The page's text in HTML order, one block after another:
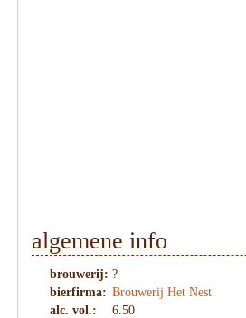
algemene info
brouwerij: ?
bierfirma: Brouwerij Het Nest
alc. vol.:
6.50